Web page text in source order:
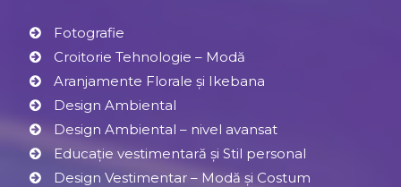
Fotografie
Croitorie Tehnologie – Modă
Aranjamente Florale şi Ikebana
Design Ambiental
Design Ambiental – nivel avansat
Educație vestimentară și Stil personal
Design Vestimentar – Modă şi Costum